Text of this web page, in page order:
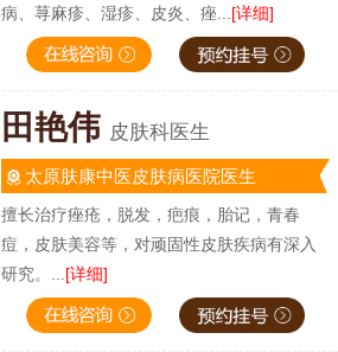
病、荨麻疹、湿疹、皮炎、痤... [详细]
田艳伟 皮肤科医生
太原肤康中医皮肤病医院医生
擅长治疗痤疮，脱发，疤痕，胎记，青春
痘，皮肤美容等，对顽固性皮肤疾病有深入
研究。... [详细]